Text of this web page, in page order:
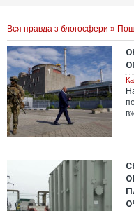
Вся правда з блогосфери »